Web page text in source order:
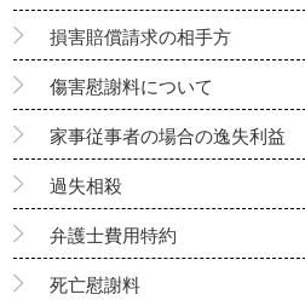
損害賠償請求の相手方
傷害慰謝料について
家事従事者の場合の逸失利益
過失相殺
弁護士費用特約
死亡慰謝料